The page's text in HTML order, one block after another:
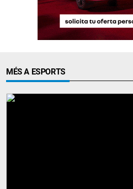
MÉS A ESPORTS